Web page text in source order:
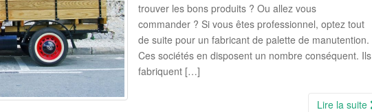
trouver les bons produits ? Ou allez vous
commander ? Si vous êtes professionnel, optez tout
de suite pour un fabricant de palette de manutention.
Ces sociétés en disposent un nombre conséquent. Ils
fabriquent […]
Lire la suite